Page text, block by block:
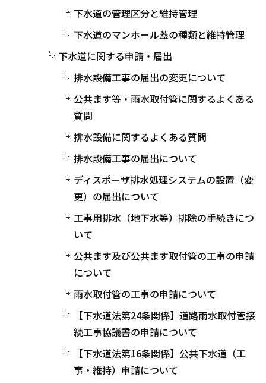
下水道の管理区分と維持管理
下水道のマンホール蓋の種類と維持管理
下水道に関する申請・届出
排水設備工事の届出の変更について
公共ます等・雨水取付管に関するよくある
質問
排水設備に関するよくある質問
排水設備工事の届出について
ディスポーザ排水処理システムの設置（変
更）の届出について
工事用排水（地下水等）排除の手続きにつ
いて
公共ます及び公共ます取付管の工事の申請
について
雨水取付管の工事の申請について
【下水道法第24条関係】道路雨水取付管接
続工事協議書の申請について
【下水道法第16条関係】公共下水道（工
事・維持）申請について